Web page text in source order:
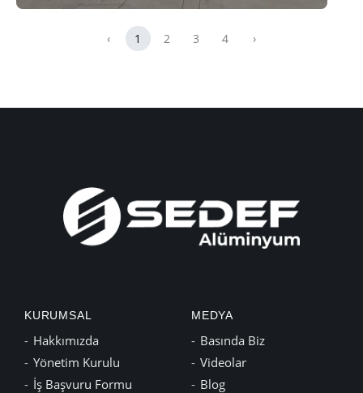
‹ 1 2 3 4 ›
KURUMSAL
Hakkımızda
Yönetim Kurulu
İş Başvuru Formu
MEDYA
Basında Biz
Videolar
Blog